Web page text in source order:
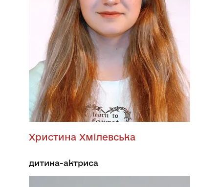
Христина Хмілевська
дитина-актриса